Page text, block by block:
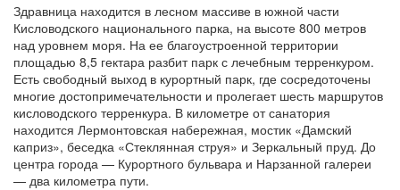
Здравница находится в лесном массиве в южной части
Кисловодского национального парка, на высоте 800 метров
над уровнем моря. На ее благоустроенной территории
площадью 8,5 гектара разбит парк с лечебным терренкуром.
Есть свободный выход в курортный парк, где сосредоточены
многие достопримечательности и пролегает шесть маршрутов
кисловодского терренкура. В километре от санатория
находится Лермонтовская набережная, мостик «Дамский
каприз», беседка «Стеклянная струя» и Зеркальный пруд. До
центра города — Курортного бульвара и Нарзанной галереи
— два километра пути.